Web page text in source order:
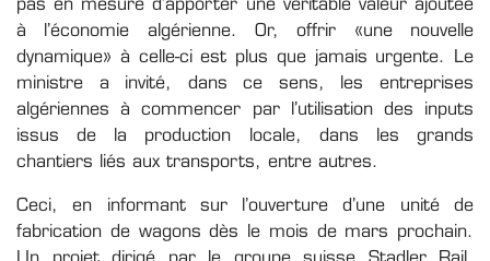
pas en mesure d’apporter une véritable valeur ajoutée
à l’économie algérienne. Or, offrir «une nouvelle
dynamique» à celle-ci est plus que jamais urgente. Le
ministre a invité, dans ce sens, les entreprises
algériennes à commencer par l’utilisation des inputs
issus de la production locale, dans les grands
chantiers liés aux transports, entre autres.
Ceci, en informant sur l’ouverture d’une unité de
fabrication de wagons dès le mois de mars prochain.